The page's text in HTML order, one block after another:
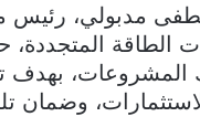
مدبولي، رئيس
الطاقة
المشروعات، بهدف
وضمان